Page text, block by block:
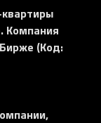
Компания
(Код: